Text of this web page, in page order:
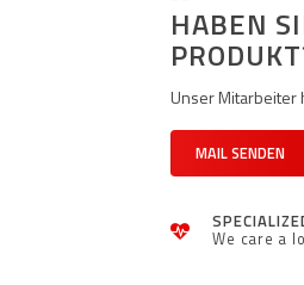
HABEN
Unser Mitarbeiter
MAIL SENDEN
We care a